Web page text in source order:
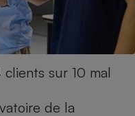
sur 10 mal
de la